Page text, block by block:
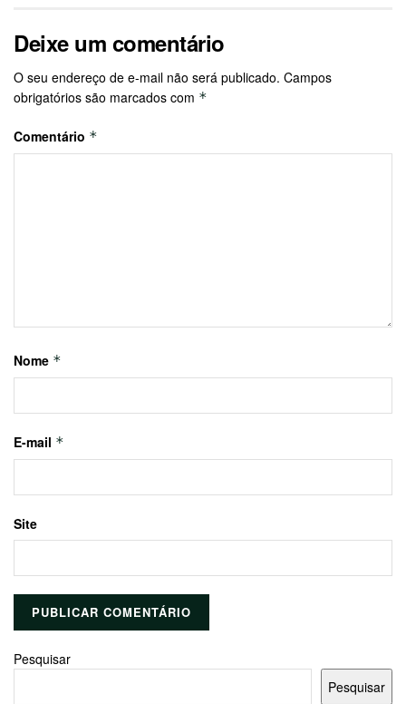
Deixe um comentário
O seu endereço de e-mail não será publicado. Campos
obrigatórios são marcados com *
Comentário *
Nome *
E-mail *
Site
Pesquisar
Pesquisar